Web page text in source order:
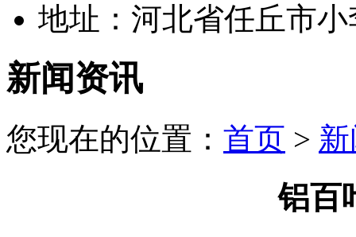
地址：河北省任丘市
新闻资讯
您现在的位置： 首页 >
铝百